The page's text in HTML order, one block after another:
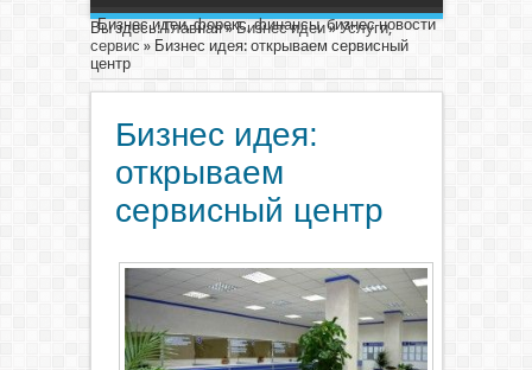
Бизнес идеи, форекс, финансы, бизнес новости
Вы здесь:Главная»Бизнес идеи»Услуги,
сервис » Бизнес идея: открываем сервисный
центр
Бизнес идея:
открываем
сервисный центр